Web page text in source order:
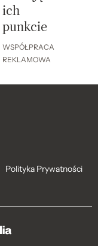
ich
punkcie
WSPÓŁPRACA
REKLAMOWA
Polityka Prywatności